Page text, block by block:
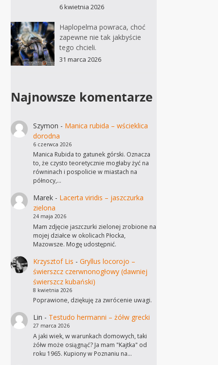
6 kwietnia 2026
Haplopelma powraca, choć
zapewne nie tak jakbyście
tego chcieli.
31 marca 2026
Najnowsze komentarze
Szymon - Manica rubida – wścieklica
dorodna
6 czerwca 2026
Manica Rubida to gatunek górski. Oznacza
to, że czysto teoretycznie mogłaby żyć na
równinach i pospolicie w miastach na
północy,…
Marek- Lacerta viridis – jaszczurka
zielona
24 maja 2026
Mam zdjęcie jaszczurki zielonej zrobione na
mojej działce w okolicach Płocka,
Mazowsze. Mogę udostępnić.
Krzysztof Lis - Gryllus locorojo –
świerszcz czerwnonogłowy (dawniej
świerszcz kubański)
8 kwietnia 2026
Poprawione, dziękuję za zwrócenie uwagi.
Lin - Testudo hermanni – żółw grecki
27 marca 2026
A jaki wiek, w warunkach domowych, taki
żółw może osiągnąć? Ja mam "Kajtka" od
roku 1965. Kupiony w Poznaniu na…